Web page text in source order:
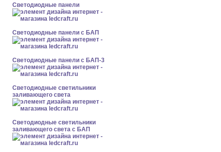
Cветодиодные панели
Cветодиодные панели с БАП
Cветодиодные панели с БАП-3
Светодиодные светильники
заливающего света
Светодиодные светильники
заливающего света с БАП